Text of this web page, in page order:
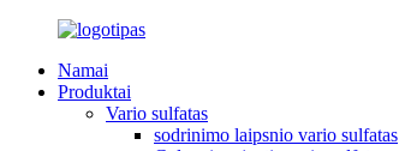
Namai
Produktai
Vario sulfatas
sodrinimo laipsnio vario sulfatas